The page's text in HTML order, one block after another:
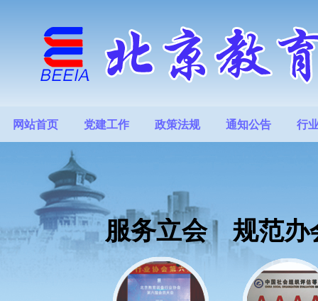
网站首页 党建工作 政策法规 通知公告 行
服务立会 规范